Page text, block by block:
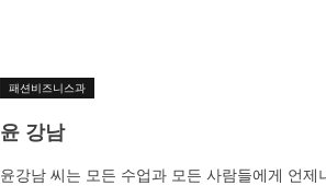
패션비즈니스과
윤 강남
윤강남 씨는 모든 수업과 모든 사람들에게 언